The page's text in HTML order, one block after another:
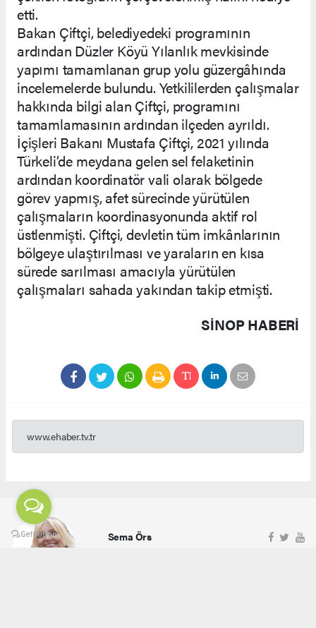
etti.
Bakan Çiftçi, belediyedeki programının
ardından Düzler Köyü Yılanlık mevkisinde
yapımı tamamlanan grup yolu güzergâhında
incelemelerde bulundu. Yetkililerden çalışmalar
hakkında bilgi alan Çiftçi, programını
tamamlamasının ardından ilçeden ayrıldı.
İçişleri Bakanı Mustafa Çiftçi, 2021 yılında
Türkeli’de meydana gelen sel felaketinin
ardından koordinatör vali olarak bölgede
görev yapmış, afet sürecinde yürütülen
çalışmaların koordinasyonunda aktif rol
üstlenmişti. Çiftçi, devletin tüm imkânlarının
bölgeye ulaştırılması ve yaraların en kısa
sürede sarılması amacıyla yürütülen
çalışmaları sahada yakından takip etmişti.
SINOP HABERİ
www.ehaber.tv.tr
Sema Örs